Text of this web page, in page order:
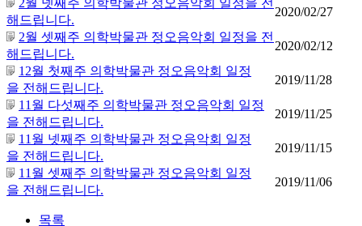
2월 넷째주 의학박물관 정오음악회 일정을 전
해드립니다.
2020/02/27
2월 셋째주 의학박물관 정오음악회 일정을 전
해드립니다.
2020/02/12
12월 첫째주 의학박물관 정오음악회 일정
을 전해드립니다.
2019/11/28
11월 다섯째주 의학박물관 정오음악회 일정
을 전해드립니다.
2019/11/25
11월 넷째주 의학박물관 정오음악회 일정
을 전해드립니다.
2019/11/15
11월 셋째주 의학박물관 정오음악회 일정
을 전해드립니다.
2019/11/06
목록